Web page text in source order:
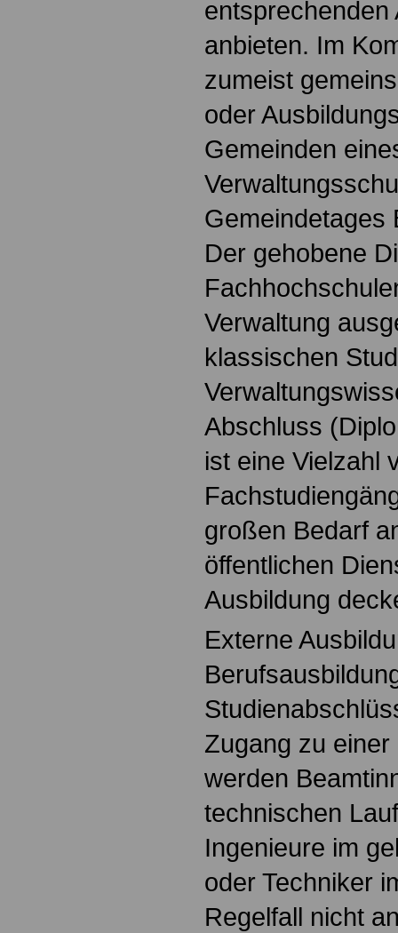
entsprechenden
anbieten. Im
zumeist
oder
Gemeinden
Gemeindetages
Der gehobene
Verwaltung
klassischen
Abschluss
ist eine Vielzahl
großen Bedarf
öffentlichen
Ausbildung
Externe
Zugang zu
werden
technischen
Ingenieure im
oder Techniker
Regelfall nicht